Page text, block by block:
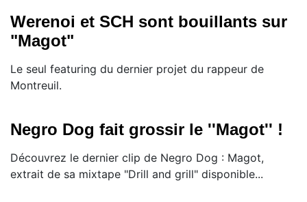
Werenoi et SCH sont bouillants sur
"Magot"
Le seul featuring du dernier projet du rappeur de
Montreuil.
Negro Dog fait grossir le ''Magot'' !
Découvrez le dernier clip de Negro Dog : Magot,
extrait de sa mixtape "Drill and grill" disponible...